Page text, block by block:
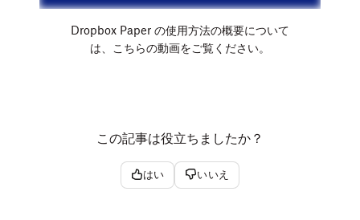
Dropbox Paper の使用方法の概要について
は、こちらの動画をご覧ください。
この記事は役立ちましたか？
はい いいえ